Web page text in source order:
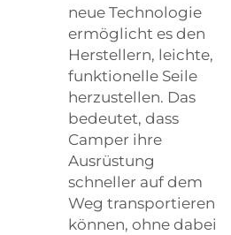
neue Technologie
ermöglicht es den
Herstellern, leichte,
funktionelle Seile
herzustellen. Das
bedeutet, dass
Camper ihre
Ausrüstung
schneller auf dem
Weg transportieren
können, ohne dabei